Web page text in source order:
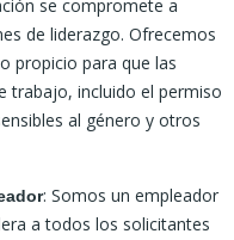
se compromete a
de liderazgo. Ofrecemos
propicio para que las
trabajo, incluido el permiso
al género y otros
: Somos un empleador
a todos los solicitantes